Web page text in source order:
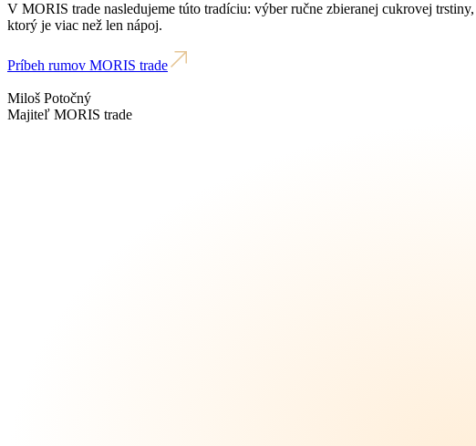
V MORIS trade nasledujeme túto tradíciu: výber ručne zbieranej cukrovej
ktorý je viac než len nápoj.
Príbeh rumov MORIS trade
Miloš Potočný
Majiteľ MORIS trade